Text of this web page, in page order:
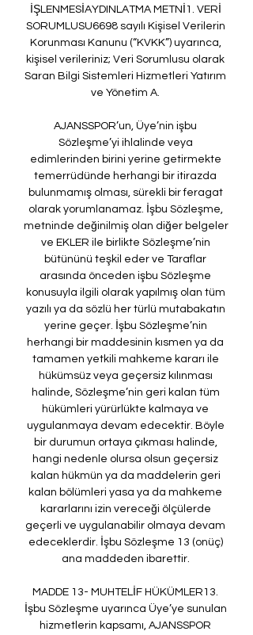
İŞLENMESİAYDINLATMA METNİ1. VERİ
SORUMLUSU6698 sayılı Kişisel Verilerin
Korunması Kanunu (“KVKK”) uyarınca,
kişisel verileriniz; Veri Sorumlusu olarak
Saran Bilgi Sistemleri Hizmetleri Yatırım
ve Yönetim A.
AJANSSPOR’un, Üye’nin işbu
Sözleşme’yi ihlalinde veya
edimlerinden birini yerine getirmekte
temerrüdünde herhangi bir itirazda
bulunmamış olması, sürekli bir feragat
olarak yorumlanamaz. İşbu Sözleşme,
metninde değinilmiş olan diğer belgeler
ve EKLER ile birlikte Sözleşme’nin
bütününü teşkil eder ve Taraflar
arasında önceden işbu Sözleşme
konusuyla ilgili olarak yapılmış olan tüm
yazılı ya da sözlü her türlü mutabakatın
yerine geçer. İşbu Sözleşme’nin
herhangi bir maddesinin kısmen ya da
tamamen yetkili mahkeme kararı ile
hükümsüz veya geçersiz kılınması
halinde, Sözleşme’nin geri kalan tüm
hükümleri yürürlükte kalmaya ve
uygulanmaya devam edecektir. Böyle
bir durumun ortaya çıkması halinde,
hangi nedenle olursa olsun geçersiz
kalan hükmün ya da maddelerin geri
kalan bölümleri yasa ya da mahkeme
kararlarını izin vereceği ölçülerde
geçerli ve uygulanabilir olmaya devam
edeceklerdir. İşbu Sözleşme 13 (onüç)
ana maddeden ibarettir.
MADDE 13- MUHTELİF HÜKÜMLER13.
İşbu Sözleşme uyarınca Üye’ye sunulan
hizmetlerin kapsamı, AJANSSPOR